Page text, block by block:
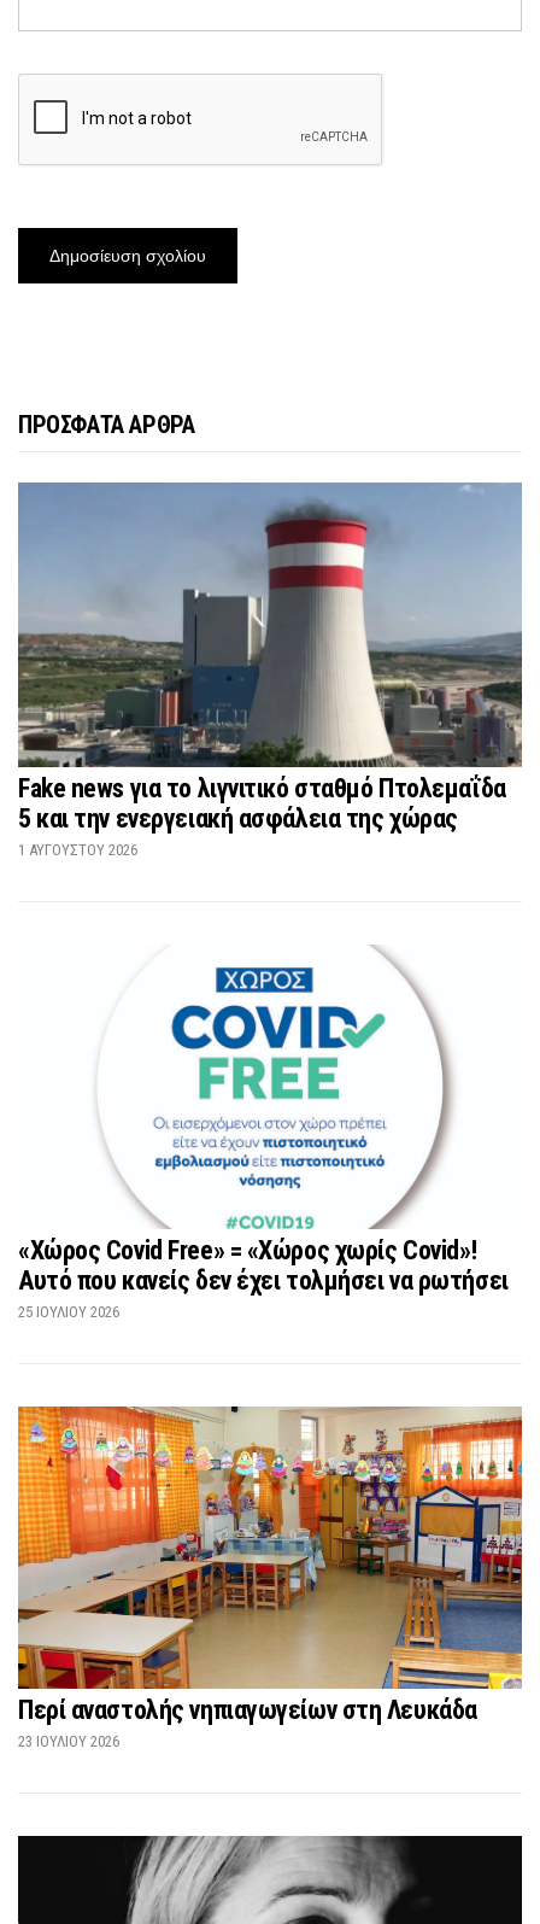
ΠΡΟΣΦΑΤΑ ΑΡΘΡΑ
Fake news για το λιγνιτικό σταθμό Πτολεμαΐδα
5 και την ενεργειακή ασφάλεια της χώρας
1 ΑΥΓΟΎΣΤΟΥ 2026
«Χώρος Covid Free» = «Χώρος χωρίς Covid»!
Αυτό που κανείς δεν έχει τολμήσει να ρωτήσει
25 ΙΟΥΛΊΟΥ 2026
Περί αναστολής νηπιαγωγείων στη Λευκάδα
23 ΙΟΥΛΊΟΥ 2026